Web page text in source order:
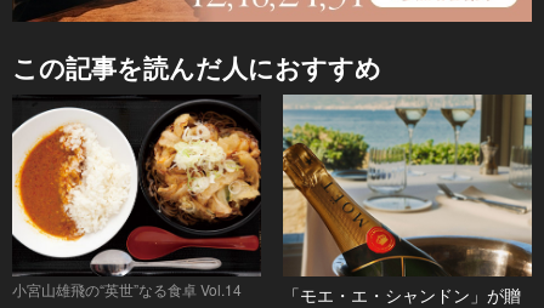
この記事を読んだ人におすすめ
小宮山雄飛の“英世”なる食卓 Vol.14 「モエ・エ・シャンドン」が贈